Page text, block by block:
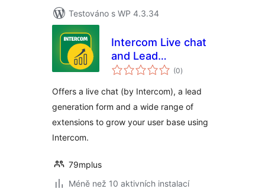
Testováno s WP 4.3.34
Intercom Live chat
and Lead
generation by
(0celkové
hodnocení
)
Offers a live chat (by Intercom), a lead
generation form and a wide range of
extensions to grow your user base using
Intercom.
79mplus
Méně než 10 aktivních instalací